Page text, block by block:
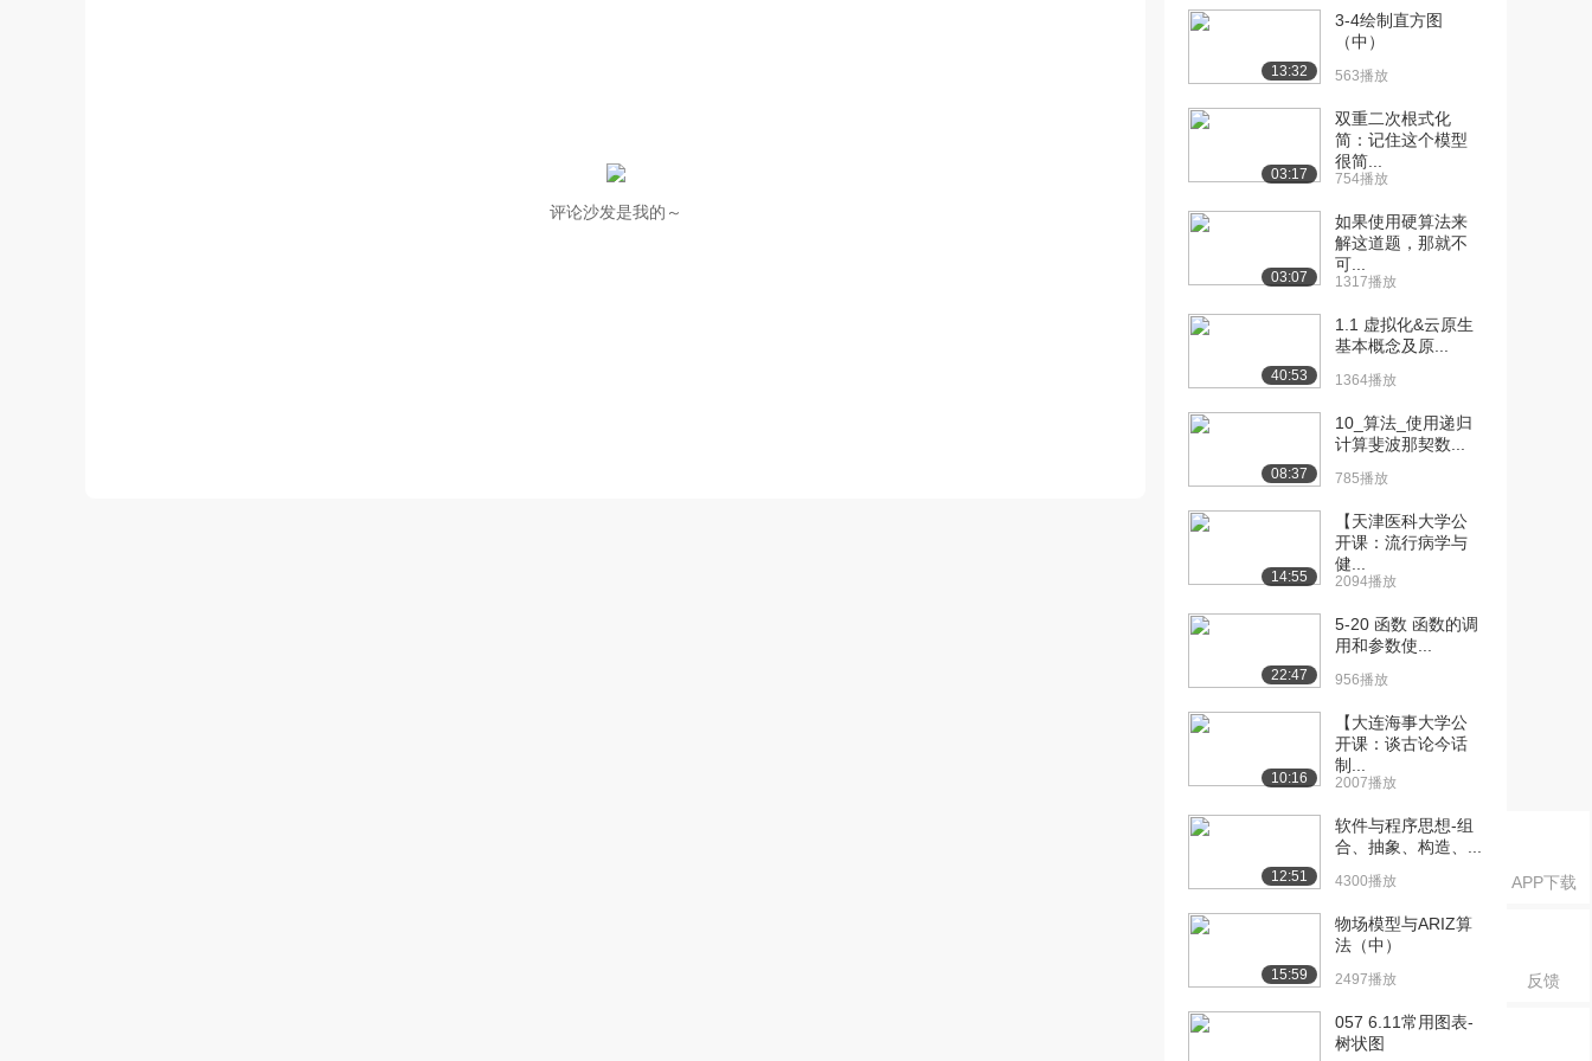
APP下载
反馈
评论沙发是我的～
[10] 007.JavaAPI - 生产
1091播放
[11] 007.JavaAPI - 生产
1034播放
11:02
[12] 008.JavaAPI - 消费
09:04
[13] 008.JavaAPI - 消费
09:01
[14] 009.JavaAPI - 生产
06:15
[15] 009.JavaAPI - 生产
06:21
念（上...
念（下...
（上）
[19] 011.消费者组演示
（下）
[20] 012.Kafka幂等性
（上）
1051播放
13:32
3-4绘制直方图
（中）
563播放
03:17
双重二次根式化
简：记住这个模型
很简...
754播放
03:07
如果使用硬算法来
解这道题，那就不
可...
1317播放
40:53
1.1 虚拟化&云原生
基本概念及原...
1364播放
08:37
10_算法_使用递归
计算斐波那契数...
785播放
14:55
【天津医科大学公
开课：流行病学与
健...
2094播放
22:47
5-20 函数 函数的调
用和参数使...
956播放
10:16
【大连海事大学公
开课：谈古论今话
制...
2007播放
12:51
软件与程序思想-组
合、抽象、构造、...
4300播放
15:59
物场模型与ARIZ算
法（中）
2497播放
057 6.11常用图表-
树状图